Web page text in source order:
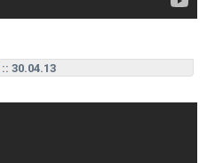
:: 30.04.13